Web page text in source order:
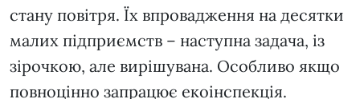
стану повітря. Їх впровадження на десятки
малих підприємств – наступна задача, із
зірочкою, але вирішувана. Особливо якщо
повноцінно запрацює екоінспекція.